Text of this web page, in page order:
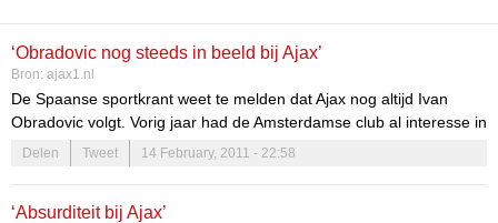
‘Obradovic nog steeds in beeld bij Ajax’
Bron: ajax1.nl
De Spaanse sportkrant weet te melden dat Ajax nog altijd Ivan
Obradovic volgt. Vorig jaar had de Amsterdamse club al interesse in
de linksback, die toen voor Partizan Belgrado uitkwam. Destijds
concretiseerde de interesse van Ajax in de Serviër niet en koos
Delen Tweet 14 February, 2011 - 22:58
‘Absurditeit bij Ajax’